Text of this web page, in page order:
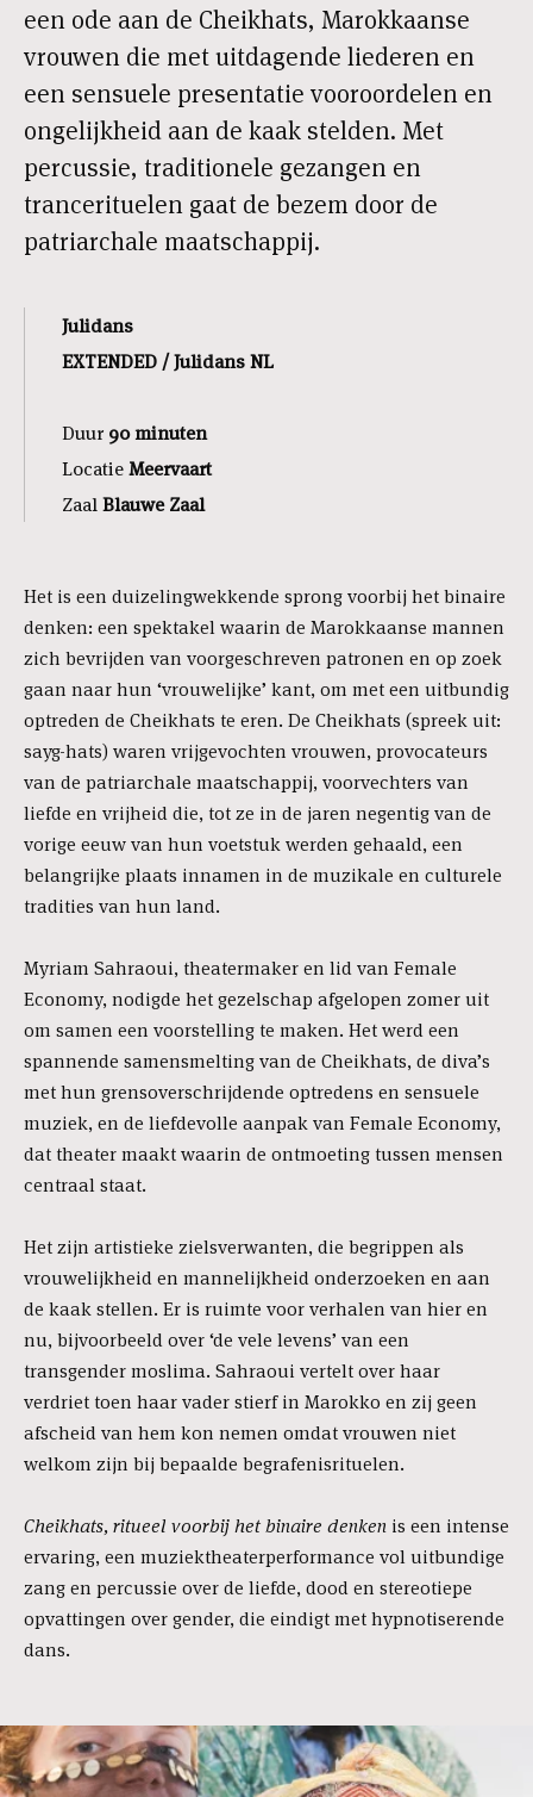
een ode aan de Cheikhats, Marokkaanse
vrouwen die met uitdagende liederen en
een sensuele presentatie vooroordelen en
ongelijkheid aan de kaak stelden. Met
percussie, traditionele gezangen en
trancerituelen gaat de bezem door de
patriarchale maatschappij.
Julidans
EXTENDED / Julidans NL
Duur 90 minuten
Locatie Meervaart
Zaal Blauwe Zaal
Het is een duizelingwekkende sprong voorbij het binaire
denken: een spektakel waarin de Marokkaanse mannen
zich bevrijden van voorgeschreven patronen en op zoek
gaan naar hun ‘vrouwelijke’ kant, om met een uitbundig
optreden de Cheikhats te eren. De Cheikhats (spreek uit:
sayg-hats) waren vrijgevochten vrouwen, provocateurs
van de patriarchale maatschappij, voorvechters van
liefde en vrijheid die, tot ze in de jaren negentig van de
vorige eeuw van hun voetstuk werden gehaald, een
belangrijke plaats innamen in de muzikale en culturele
tradities van hun land.
Myriam Sahraoui, theatermaker en lid van Female
Economy, nodigde het gezelschap afgelopen zomer uit
om samen een voorstelling te maken. Het werd een
spannende samensmelting van de Cheikhats, de diva’s
met hun grensoverschrijdende optredens en sensuele
muziek, en de liefdevolle aanpak van Female Economy,
dat theater maakt waarin de ontmoeting tussen mensen
centraal staat.
Het zijn artistieke zielsverwanten, die begrippen als
vrouwelijkheid en mannelijkheid onderzoeken en aan
de kaak stellen. Er is ruimte voor verhalen van hier en
nu, bijvoorbeeld over ‘de vele levens’ van een
transgender moslima. Sahraoui vertelt over haar
verdriet toen haar vader stierf in Marokko en zij geen
afscheid van hem kon nemen omdat vrouwen niet
welkom zijn bij bepaalde begrafenisrituelen.
Cheikhats, ritueel voorbij het binaire denken is een intense
ervaring, een muziektheaterperformance vol uitbundige
zang en percussie over de liefde, dood en stereotiepe
opvattingen over gender, die eindigt met hypnotiserende
dans.